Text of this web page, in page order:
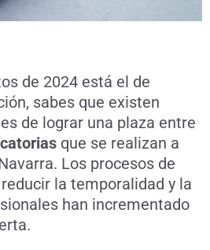
de 2024 está el de
sabes que existen
de lograr una plaza entre
que se realizan a
Los procesos de
la temporalidad y la
han incrementado